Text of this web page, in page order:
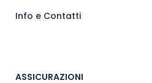
Info e Contatti
ASSICURAZIONI